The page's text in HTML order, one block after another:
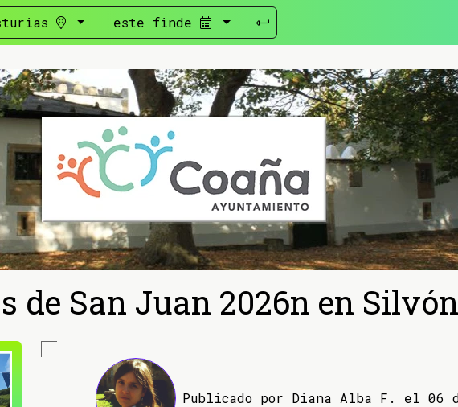
este finde
de San Juan 2026n en Silvón
Publicado por Diana Alba F. el 06